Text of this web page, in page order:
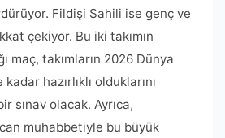
Fildişi Sahili ise genç ve
çekiyor. Bu iki takımın
maç, takımların 2026 Dünya
hazırlıklı olduklarını
sınav olacak. Ayrıca,
muhabbetiyle bu büyük